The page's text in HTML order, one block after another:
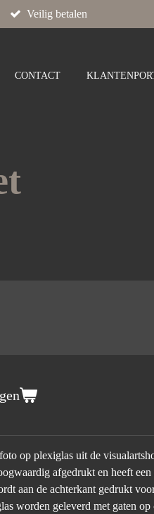
Veilig betalen
CONTACT
op plexiglas uit de
afgedrukt en heeft
aan de achterkant gedrukt
worden geleverd met gaten